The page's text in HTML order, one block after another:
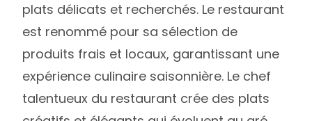
plats délicats et recherchés. Le restaurant
est renommé pour sa sélection de
produits frais et locaux, garantissant une
expérience culinaire saisonnière. Le chef
talentueux du restaurant crée des plats